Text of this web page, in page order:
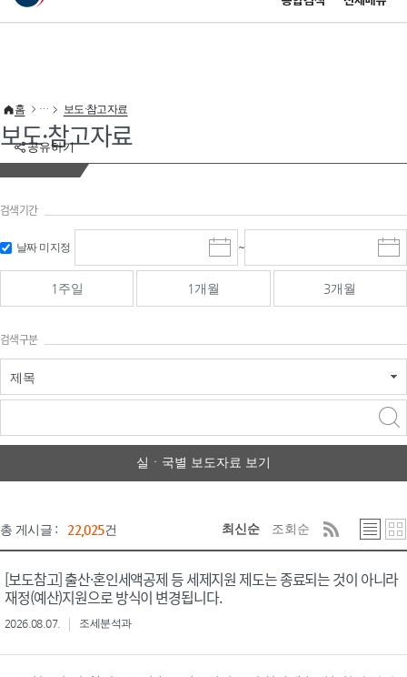
이 누리집은 대한민국 공식 전자정부 누리집입니다.
공유하기
홈 보도·참고자료
보도·참고자료
검색기간
날짜 미지정
시
작
일
선
~
종
료
선
1주일 1개월 3개월
검색구분
제목
실ㆍ국별 보도자료 보기
총 게시글 : 22,025건 최신순 조회순
[보도참고] 출산·혼인세액공제 등 세제지원 제도는 종료되는 것이 아니라
재정(예산)지원으로 방식이 변경됩니다.
2026.08.07. 조세분석과